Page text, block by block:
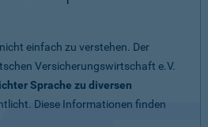
einfach zu verstehen. Der
Versicherungswirtschaft e.V.
Sprache zu diversen
Diese Informationen finden